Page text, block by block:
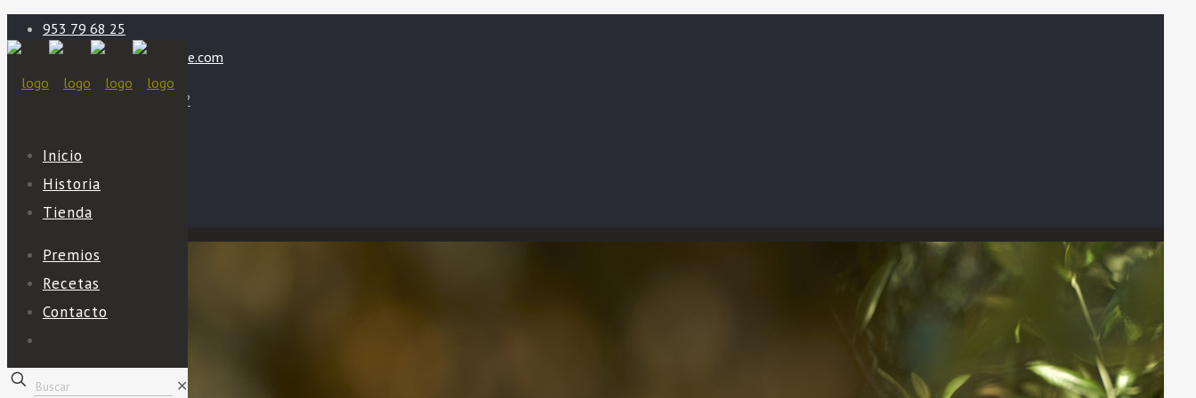
953 79 68 25
info@aceiteromeroverde.com
¿Quieres ser distribuidor?
Carrito
Inicio
Historia
Tienda
Premios
Recetas
Contacto
✕